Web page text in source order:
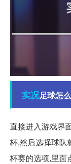
实况足球怎
直接进入游戏界
杯,然后选择球队
杯赛的选项,里面